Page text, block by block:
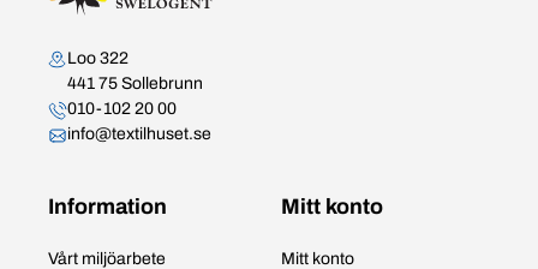
Loo 322
441 75 Sollebrunn
010-102 20 00
info@textilhuset.se
Information
Vårt miljöarbete
Mitt konto
Mitt konto